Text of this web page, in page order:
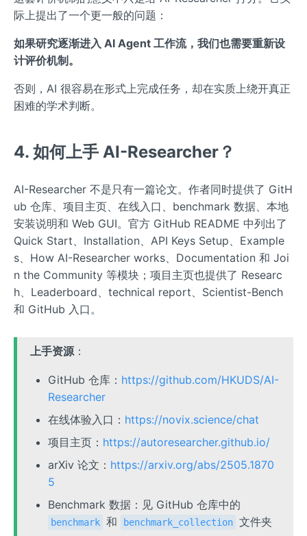
际上提出了一个更一般的问题：
如果研究逐渐进入 AI Agent 工作流，我们也需要重新设
计评价机制。
否则，AI 很容易在形式上完成任务，却在实质上绕开真正
困难的学术判断。
4. 如何上手 AI-Researcher？
AI-Researcher 不是只有一篇论文。作者同时提供了 GitH
ub 仓库、项目主页、在线入口、benchmark 数据、本地
安装说明和 Web GUI。官方 GitHub README 中列出了
Quick Start、Installation、API Keys Setup、Example
s、How AI-Researcher works、Documentation 和 Joi
n the Community 等模块；项目主页也提供了 Researc
h、Leaderboard、technical report、Scientist-Bench
和 GitHub 入口。
上手资源 ：
GitHub 仓库： https://github.com/HKUDS/AI-
Researcher
在线体验入口： https://novix.science/chat
项目主页： https://autoresearcher.github.io/
arXiv 论文： https://arxiv.org/abs/2505.1870
5
Benchmark 数据：见 GitHub 仓库中的
benchmark 和 benchmark_collection 文件夹